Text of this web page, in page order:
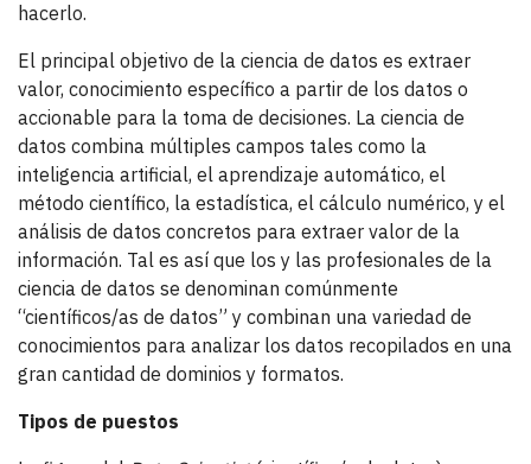
hacerlo.
El principal objetivo de la ciencia de datos es extraer
valor, conocimiento específico a partir de los datos o
accionable para la toma de decisiones. La ciencia de
datos combina múltiples campos tales como la
inteligencia artificial, el aprendizaje automático, el
método científico, la estadística, el cálculo numérico, y el
análisis de datos concretos para extraer valor de la
información. Tal es así que los y las profesionales de la
ciencia de datos se denominan comúnmente
“científicos/as de datos” y combinan una variedad de
conocimientos para analizar los datos recopilados en una
gran cantidad de dominios y formatos.
Tipos de puestos